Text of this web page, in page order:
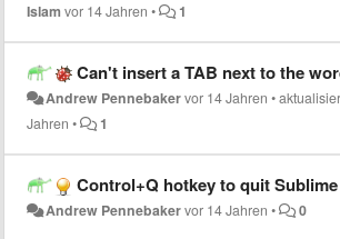
Islam vor 14 Jahren • 1
Can't insert a TAB next to the word "YES" due to tab
Andrew Pennebakervor 14 Jahren •
Jahren • 1
Control+Q hotkey to quit Sublime Text
Andrew Pennebakervor 14 Jahren • 0